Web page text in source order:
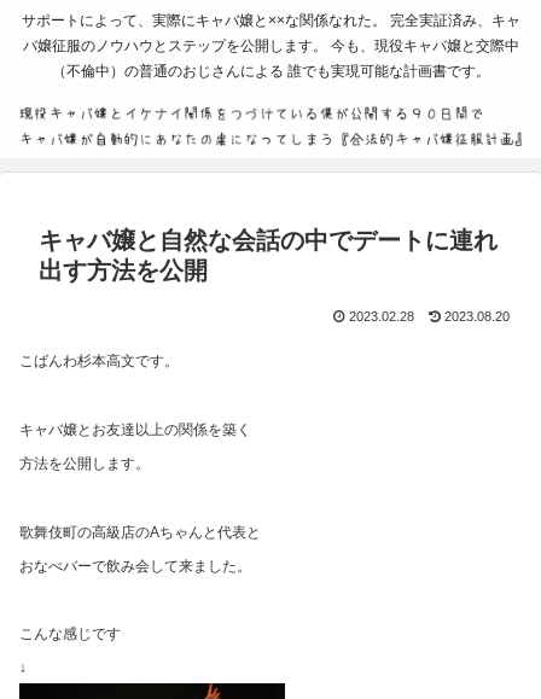
サポートによって、実際にキャバ嬢と××な関係なれた。 完全実証済み、キャ
バ嬢征服のノウハウとステップを公開します。 今も、現役キャバ嬢と交際中
（不倫中）の普通のおじさんによる 誰でも実現可能な計画書です。
キャバ嬢と自然な会話の中でデートに連れ
出す方法を公開
2023.02.28 2023.08.20
こばんわ杉本高文です。
キャバ嬢とお友達以上の関係を築く
方法を公開します。
歌舞伎町の高級店のAちゃんと代表と
おなべバーで飲み会して来ました。
こんな感じです
↓